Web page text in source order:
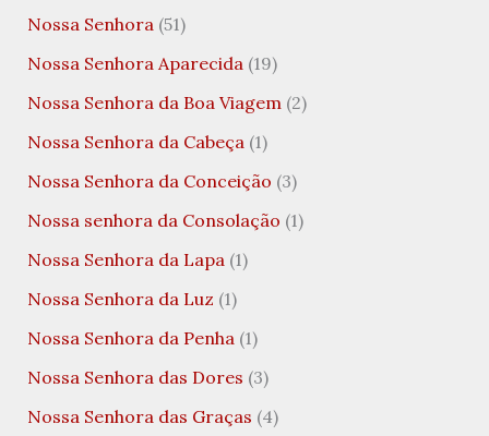
Nossa Senhora(51)
Nossa Senhora Aparecida(19)
Nossa Senhora da Boa Viagem(2)
Nossa Senhora da Cabeça(1)
Nossa Senhora da Conceição (3)
Nossa senhora da Consolação (1)
Nossa Senhora da Lapa(1)
Nossa Senhora da Luz (1)
Nossa Senhora da Penha(1)
Nossa Senhora das Dores (3)
Nossa Senhora das Graças (4)